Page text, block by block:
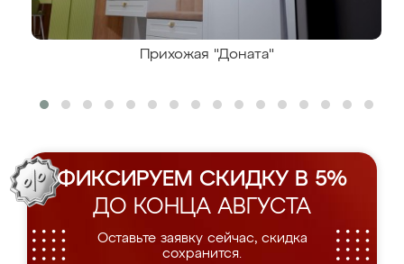
Прихожая "Доната"
ФИКСИРУЕМ СКИДКУ В 5%
ДО КОНЦА АВГУСТА
Оставьте заявку сейчас, скидка
сохранится.